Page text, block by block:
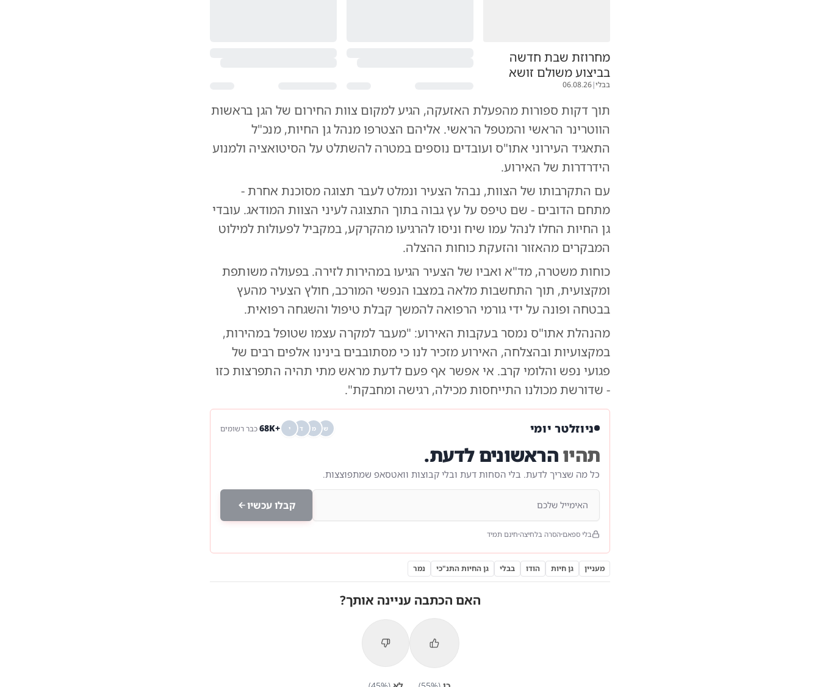
מחרוזת שבת חדשה
בביצוע משולם זושא
בבלי|
06.08.26
תוך דקות ספורות מהפעלת האזעקה, הגיע למקום צוות החירום של הגן בראשות
הווטרינר הראשי והמטפל הראשי. אליהם הצטרפו מנהל גן החיות, מנכ"ל
התאגיד העירוני אתו"ס ועובדים נוספים במטרה להשתלט על הסיטואציה ולמנוע
הידרדרות של האירוע.
עם התקרבותו של הצוות, נבהל הצעיר ונמלט לעבר תצוגה מסוכנת אחרת -
מתחם הדובים - שם טיפס על עץ גבוה בתוך התצוגה לעיני הצוות המודאג. עובדי
גן החיות החלו לנהל עמו שיח וניסו להרגיעו מהקרקע, במקביל לפעולות למילוט
המבקרים מהאזור והזעקת כוחות ההצלה.
כוחות משטרה, מד"א ואביו של הצעיר הגיעו במהירות לזירה. בפעולה משותפת
ומקצועית, תוך התחשבות מלאה במצבו הנפשי המורכב, חולץ הצעיר מהעץ
בבטחה ופונה על ידי גורמי הרפואה להמשך קבלת טיפול והשגחה רפואית.
מהנהלת אתו"ס נמסר בעקבות האירוע: "מעבר למקרה עצמו שטופל במהירות,
במקצועיות ובהצלחה, האירוע מזכיר לנו כי מסתובבים בינינו אלפים רבים של
פגועי נפש והלומי קרב. אי אפשר אף פעם לדעת מראש מתי תהיה התפרצות כזו
- שדורשת מכולנו התייחסות מכילה, רגישה ומחבקת".
ניוזלטר יומי ש מ ד י +68K כבר רשומים
תהיוהראשונים לדעת.
כל מה שצריך לדעת. בלי הסחות דעת ובלי קבוצות וואטסאפ שמתפוצצות.
קבלו עכשיו
בלי ספאם הסרה בלחיצה חינם תמיד
מעניין גן חיות הודו בבלי גן החיות התנ"כי נמר
האם הכתבה עניינה אותך?